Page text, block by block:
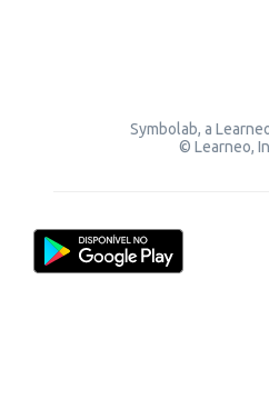
Symbolab, a
© Learneo,